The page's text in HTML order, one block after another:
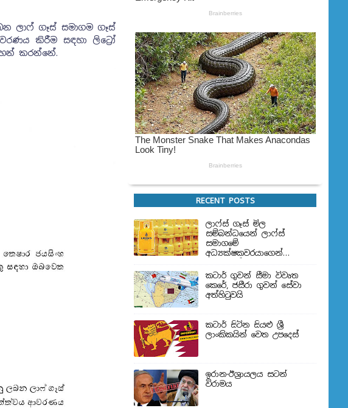
ලාෆ් ගෑස් සමාගම ගෑස්
කිරීම සඳහා ලිට්‍රෝ
කරන්නේ.
RECENT POSTS
ලාෆ්ස් ගෑස් මිල
සම්බන්ධයෙන් ලාෆ්ස්
සමාගමේ
අධ්‍යක්ෂකවරයාගෙන්
කටාර් ගුවන් සීමා විවෘත
කෙරේ, ජසීරා ගුවන් සේවා
අත්හි‍ටුවයි
කටාර් සිටින සියළු ශ්‍රී
ලාංකිකයින් වෙත උපදෙස්
ඉරාන-ඊශ්‍රායලය සටන්
විරාමය